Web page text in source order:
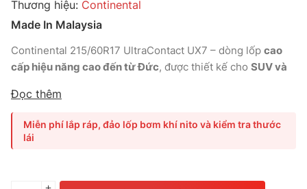
Made In Malaysia
Thương hiệu: Continental
Continental 215/60R17 UltraContact UX7 – dòng lốp cao
cấp hiệu năng cao đến từ Đức, được thiết kế cho SUV và
năng phanh chính xác và cảm giác lái êm ái, sang trọng.
Với
Silica Compound, UX7 giúpphanh ngắn hơn, kiểm soát
thân xe ổn định và giảm tiếng ồn cabin tối đa.
Hyundai Kona, Kia Seltos.
Đọc thêm
Miễn phí lắp ráp, đảo lốp bơm khí nito và kiểm tra thước
lái